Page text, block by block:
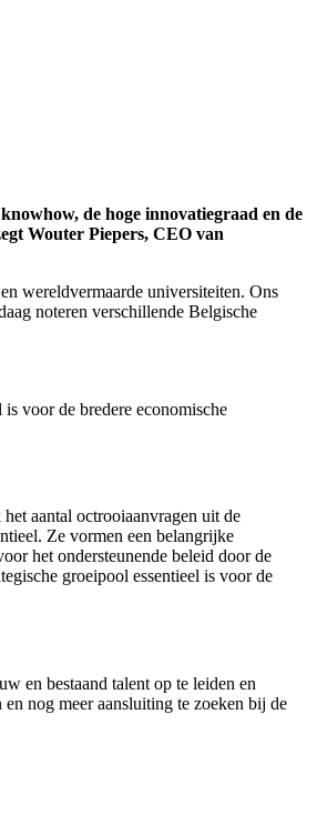
de hoge innovatiegraad en de
Wouter Piepers, CEO van
wereldvermaarde universiteiten. Ons
noteren verschillende Belgische
voor de bredere economische
aantal octrooiaanvragen uit de
Ze vormen een belangrijke
het ondersteunende beleid door de
groeipool essentieel is voor de
en bestaand talent op te leiden en
nog meer aansluiting te zoeken bij de